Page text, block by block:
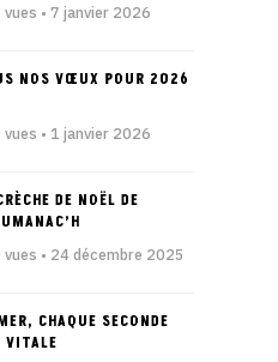
vues • 7 janvier 2026
NOS VŒUX POUR 2026
vues • 1 janvier 2026
DE NOËL DE
vues • 24 décembre 2025
CHAQUE SECONDE
VITALE